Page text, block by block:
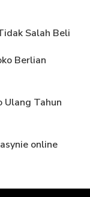
Salah Beli
Berlian
Ulang Tahun
online